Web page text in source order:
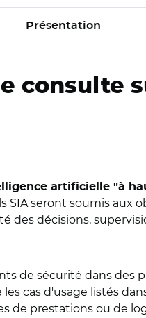
Présentation
consulte
artificielle "à
SIA seront soumis aux
des décisions,
de sécurité dans des
cas d'usage listés
de prestations ou de